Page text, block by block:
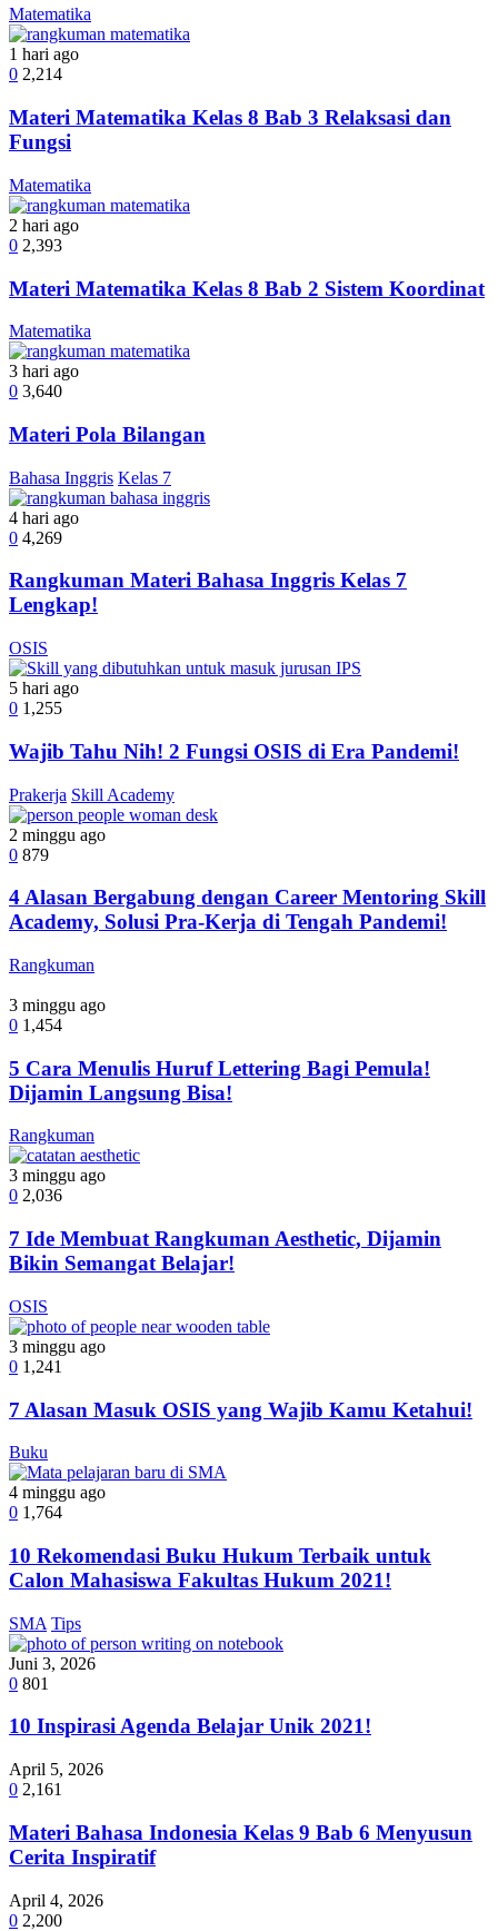
Matematika
1 hari ago
0 2,214
Materi Matematika Kelas 8 Bab 3 Relaksasi dan
Fungsi
Matematika
2 hari ago
0 2,393
Materi Matematika Kelas 8 Bab 2 Sistem Koordinat
Matematika
3 hari ago
0 3,640
Materi Pola Bilangan
Bahasa Inggris Kelas 7
4 hari ago
0 4,269
Rangkuman Materi Bahasa Inggris Kelas 7
Lengkap!
OSIS
5 hari ago
0 1,255
Wajib Tahu Nih! 2 Fungsi OSIS di Era Pandemi!
Prakerja Skill Academy
2 minggu ago
0 879
4 Alasan Bergabung dengan Career Mentoring Skill
Academy, Solusi Pra-Kerja di Tengah Pandemi!
Rangkuman
3 minggu ago
0 1,454
5 Cara Menulis Huruf Lettering Bagi Pemula!
Dijamin Langsung Bisa!
Rangkuman
3 minggu ago
0 2,036
7 Ide Membuat Rangkuman Aesthetic, Dijamin
Bikin Semangat Belajar!
OSIS
3 minggu ago
0 1,241
7 Alasan Masuk OSIS yang Wajib Kamu Ketahui!
Buku
4 minggu ago
0 1,764
10 Rekomendasi Buku Hukum Terbaik untuk
Calon Mahasiswa Fakultas Hukum 2021!
SMA Tips
Juni 3, 2026
0 801
10 Inspirasi Agenda Belajar Unik 2021!
April 5, 2026
0 2,161
Materi Bahasa Indonesia Kelas 9 Bab 6 Menyusun
Cerita Inspiratif
April 4, 2026
0 2,200